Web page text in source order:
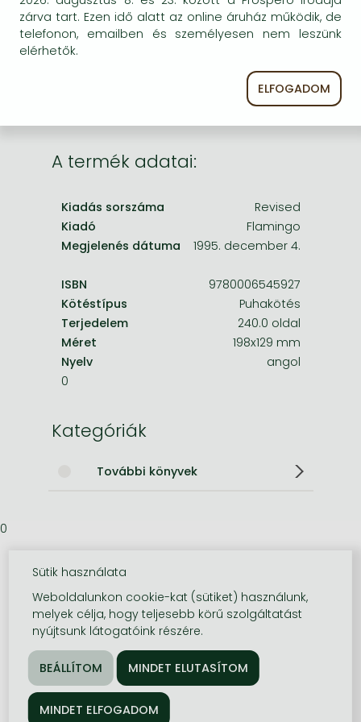
Frieren manga
Bleach manga
egyszer keresni szerzővel és címmel. Ha nem talál
másik, kapható kiadást, forduljon
ügyfélszolgálatunkhoz!
A termék adatai:
Kiadás sorszáma
Revised
Kiadó
Flamingo
Megjelenés dátuma
1995. december 4.
ISBN
9780006545927
Kötéstípus
Puhakötés
Terjedelem
240.0 oldal
Méret
198x129 mm
Nyelv
angol
0
Kategóriák
További könyvek
0
zárva tart. Ezen idő alatt az online áruház működik, de
telefonon, emailben és személyesen nem leszünk
elérhetők.
ELFOGADOM
Sütik használata
Weboldalunkon cookie-kat (sütiket) használunk,
melyek célja, hogy teljesebb körű szolgáltatást
nyújtsunk látogatóink részére.